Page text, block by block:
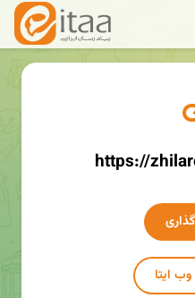
https://
وب ایتا